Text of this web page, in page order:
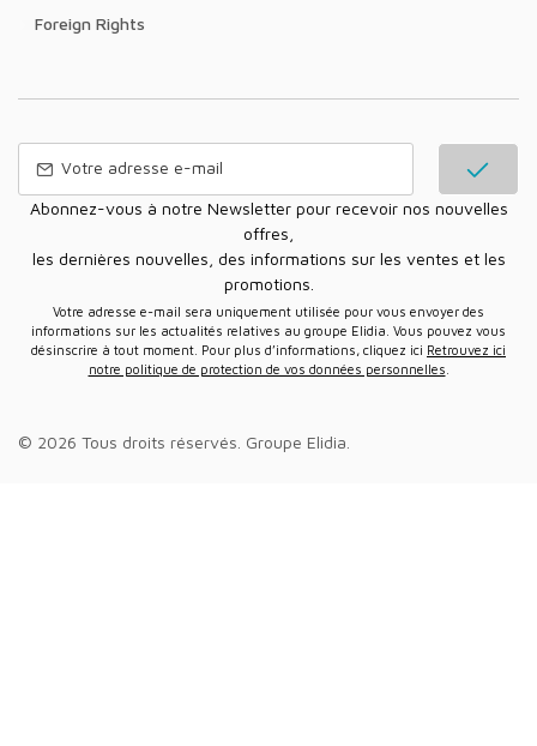
Foreign Rights
Abonnez-vous à notre Newsletter pour recevoir nos nouvelles
offres,
les dernières nouvelles, des informations sur les ventes et les
promotions.
Votre adresse e-mail sera uniquement utilisée pour vous envoyer des
informations sur les actualités relatives au groupe Elidia. Vous pouvez vous
désinscrire à tout moment. Pour plus d’informations, cliquez ici Retrouvez ici
notre politique de protection de vos données personnelles
© 2026 Tous droits réservés. Groupe Elidia